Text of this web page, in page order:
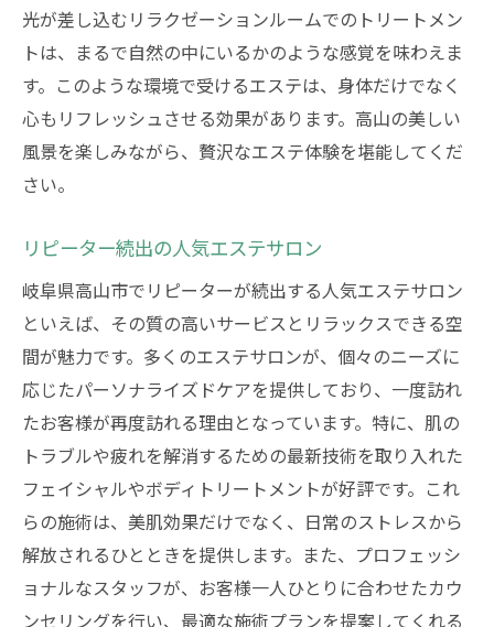
光が差し込むリラクゼーションルームでのトリートメン
トは、まるで自然の中にいるかのような感覚を味わえま
す。このような環境で受けるエステは、身体だけでなく
心もリフレッシュさせる効果があります。高山の美しい
風景を楽しみながら、贅沢なエステ体験を堪能してくだ
さい。
リピーター続出の人気エステサロン
岐阜県高山市でリピーターが続出する人気エステサロン
といえば、その質の高いサービスとリラックスできる空
間が魅力です。多くのエステサロンが、個々のニーズに
応じたパーソナライズドケアを提供しており、一度訪れ
たお客様が再度訪れる理由となっています。特に、肌の
トラブルや疲れを解消するための最新技術を取り入れた
フェイシャルやボディトリートメントが好評です。これ
らの施術は、美肌効果だけでなく、日常のストレスから
解放されるひとときを提供します。また、プロフェッシ
ョナルなスタッフが、お客様一人ひとりに合わせたカウ
ンセリングを行い、最適な施術プランを提案してくれる